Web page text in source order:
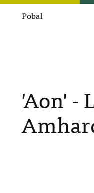
Pobal
'Aon' -